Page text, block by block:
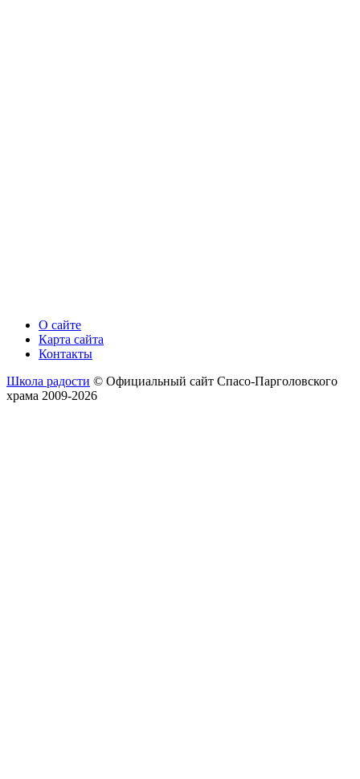
О сайте
Карта сайта
Контакты
Школа радости © Официальный сайт Спасо-Парголовского
храма 2009-2026